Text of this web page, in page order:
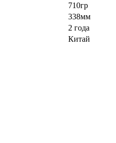
710гр
338мм
2 года
Китай